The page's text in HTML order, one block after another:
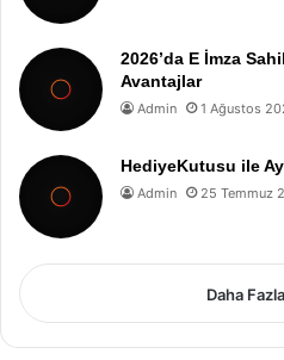
2026’da E İmza
Avantajlar
Admin 1 Ağustos
HediyeKutusu ile
Admin 25 Temmuz
Daha